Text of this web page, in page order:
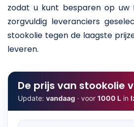
zodat u kunt besparen op uw
zorgvuldig leveranciers
stookolie tegen de laagste
leveren.
De prijs van stookolie
Update: vandaag · voor 1000 L in